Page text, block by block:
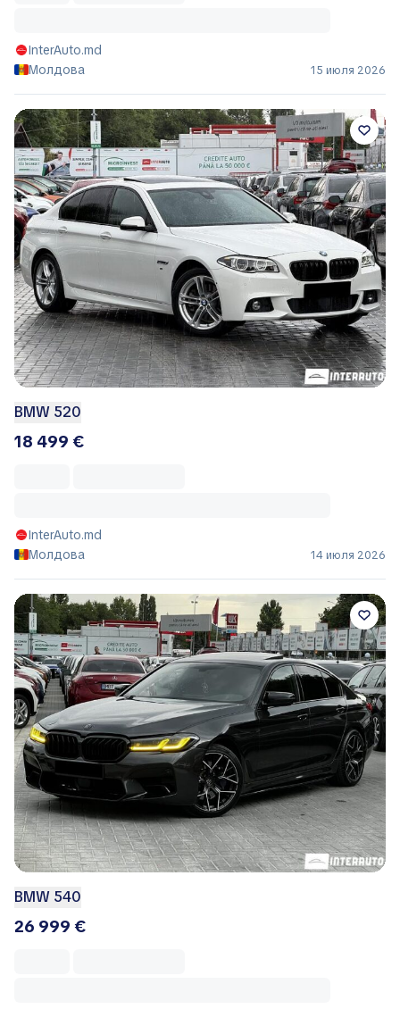
InterAuto.md
Молдова
15 июля 2026
BMW 520
18 499 €
InterAuto.md
Молдова
14 июля 2026
BMW 540
26 999 €